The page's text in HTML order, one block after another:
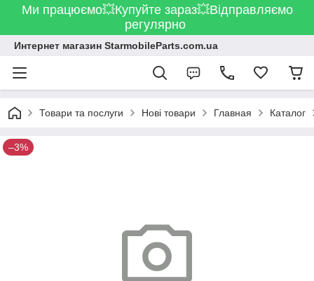
Ми працюємо💥Купуйте зараз💥Відправляємо
регулярно
Интернет магазин StarmobileParts.com.ua
Товари та послуги Нові товари Главная Каталог
–3%